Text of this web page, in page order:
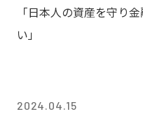
「日本人の資産を守り
い」
2024.04.15